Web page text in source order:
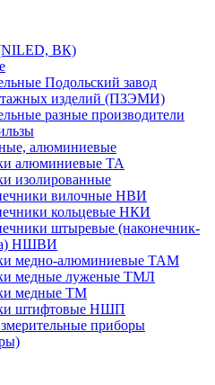
ВК)
Подольский завод
изделий (ПЗЭМИ)
разные производители
алюминиевые
алюминиевые ТА
изолированные
вилочные НВИ
кольцевые НКИ
штыревые (наконечник-
НШВИ
медно-алюминиевые ТАМ
медные луженые ТМЛ
медные ТМ
штифтовые НШП
приборы